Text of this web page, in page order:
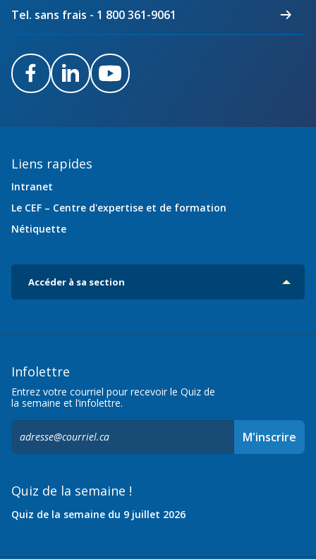
Tel. sans frais - 1 800 361-9061
FacebookLinkedInYoutube
Liens rapides
Intranet
Le CEF – Centre d'expertise et de formation
Nétiquette
Accéder à sa section
Infolettre
Entrez votre courriel pour recevoir le Quiz de
la semaine et l’infolettre.
M'inscrire
Quiz de la semaine !
Quiz de la semaine du 9 juillet 2026